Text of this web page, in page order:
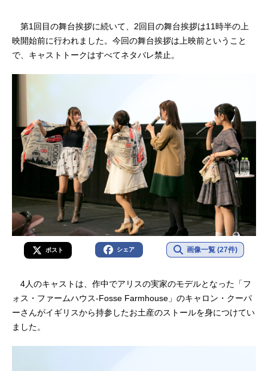
第1回目の舞台挨拶に続いて、2回目の舞台挨拶は11時半の上
映開始前に行われました。今回の舞台挨拶は上映前ということ
で、キャストトークはすべてネタバレ禁止。
ポスト シェア 画像一覧 (27件)
4人のキャストは、作中でアリスの実家のモデルとなった「フ
ォス・ファームハウス‐Fosse Farmhouse」のキャロン・クーパ
ーさんがイギリスから持参したお土産のストールを身につけてい
ました。